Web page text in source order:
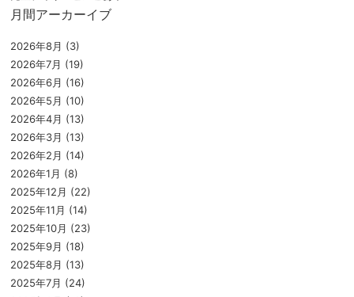
月間アーカーイブ
2026年8月 (3)
2026年7月 (19)
2026年6月 (16)
2026年5月 (10)
2026年4月 (13)
2026年3月 (13)
2026年2月 (14)
2026年1月 (8)
2025年12月 (22)
2025年11月 (14)
2025年10月 (23)
2025年9月 (18)
2025年8月 (13)
2025年7月 (24)